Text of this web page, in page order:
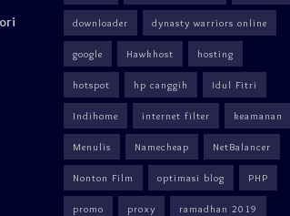
downloader dynasty warriors online
google Hawkhost hosting
hotspot hp canggih Idul Fitri
Indihome internet filter keamanan
Menulis Namecheap NetBalancer
Nonton Film optimasi blog PHP
promo proxy ramadhan 2019